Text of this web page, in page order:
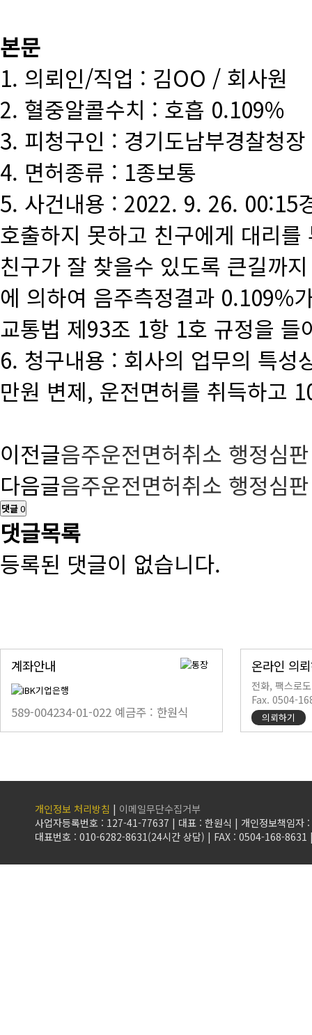
본문
1. 의뢰인/직업 : 김OO / 회사원
2. 혈중알콜수치 : 호흡 0.109%
3. 피청구인 : 경기도남부경찰청장
4. 면허종류 : 1종보통
5. 사건내용 : 2022. 9. 26. 00:15
호출하지 못하고 친구에게 대리
친구가 잘 찾을수 있도록 큰길까
에 의하여 음주측정결과 0.109%
교통법 제93조 1항 1호 규정을
6. 청구내용 : 회사의 업무의 특성
만원 변제, 운전면허를 취득하고
이전글음주운전면허취소 행정심판
다음글음주운전면허취소 행정심판
댓글0
댓글목록
등록된 댓글이 없습니다.
계좌안내
589-004234-01-022 예금주 : 한원식
온라인 의
전화, 팩스로
Fax. 0504-
의뢰하기
개인정보 처리방침 | 이메일무단수집거부
사업자등록번호 : 127-41-77637 | 대표 : 한원식 | 개인정보책임자
대표번호 : 010-6282-8631(24시간 상담) | FAX : 0504-168-